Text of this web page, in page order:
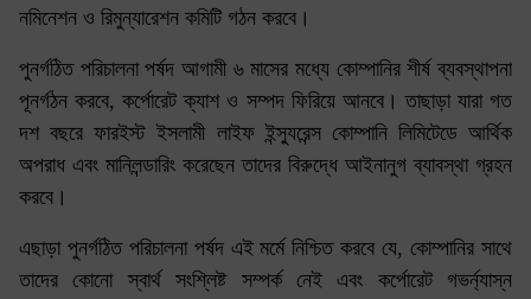
নমিনেশন ও রিমুন্যারেশন কমিটি গঠন করবে।
পুনর্গঠিত পরিচালনা পর্ষদ আগামী ৬ মাসের মধ্যে কোম্পানির শীর্ষ ব্যবস্থাপনা
পূনর্গঠন করবে, কর্পোরেট ক্যাশ ও সম্পদ ফিরিয়ে আনবে। তাছাড়া যারা গত
দশ বছরে ফারইস্ট ইসলামী লাইফ ইন্স্যুরেন্স কোম্পানি লিমিটেডে আর্থিক
অপরাধ এবং মানিলন্ডারিং করেছেন তাদের বিরুদ্ধে আইনানুগ ব্যাবস্থা গ্রহন
করবে।
এছাড়া পুনর্গঠিত পরিচালনা পর্ষদ এই মর্মে নিশ্চিত করবে যে, কোম্পানির সাথে
তাদের কোনো স্বার্থ সংশ্লিষ্ট সম্পর্ক নেই এবং কর্পোরেট গভর্ন্যাস্ন